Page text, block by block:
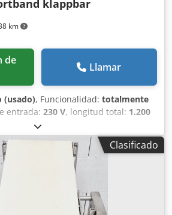
km
klappbar
Llamar
(usado), Funcionalidad: totalmente
entrada: 230 V, longitud total: 1.200
revisión:
, Certificado DGUV hasta:09/2027,
300 mm
, frecuencia de
, bm TEC cinta
plegable Ancho de banda: 300
regulable sin escalonamientos
Solo con nosotros:
Codpfx Aoy Ik Aleh Ujrf Dimensiones
Clasificado